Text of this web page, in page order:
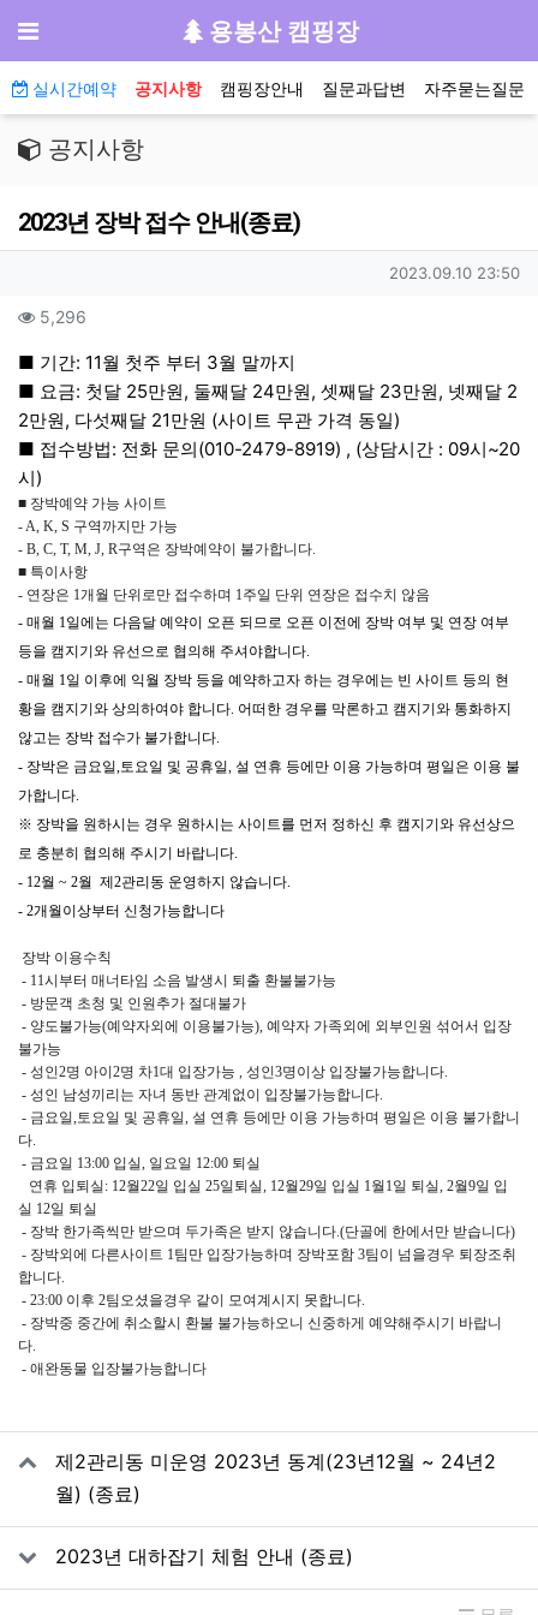
메뉴 용봉산 캠핑장
메인 메뉴
실시간예약 공지사항 캠핑장안내 질문과답변 자주묻는질문
공지사항
2023년 장박 접수 안내(종료)
작성일
2023.09.10 23:50
컨텐츠 정보
5,296
본문
■ 기간: 11월 첫주 부터 3월 말까지
■ 요금: 첫달 25만원, 둘째달 24만원, 셋째달 23만원, 넷째달 2
2만원, 다섯째달 21만원 (사이트 무관 가격 동일)
■ 접수방법: 전화 문의(010-2479-8919) , (상담시간 : 09시~20
시)
■ 장박예약 가능 사이트
- A, K, S 구역까지만 가능
- B, C, T, M, J, R구역은 장박예약이 불가합니다.
■ 특이사항
- 연장은 1개월 단위로만 접수하며 1주일 단위 연장은 접수치 않음
- 매월 1일에는 다음달 예약이 오픈 되므로 오픈 이전에 장박 여부 및 연장 여부
등을 캠지기와 유선으로 협의해 주셔야합니다.
- 매월 1일 이후에 익월 장박 등을 예약하고자 하는 경우에는 빈 사이트 등의 현
황을 캠지기와 상의하여야 합니다. 어떠한 경우를 막론하고 캠지기와 통화하지
않고는 장박 접수가 불가합니다.
- 장박은 금요일,토요일 및 공휴일, 설 연휴 등에만 이용 가능하며 평일은 이용 불
가합니다.
※ 장박을 원하시는 경우 원하시는 사이트를 먼저 정하신 후 캠지기와 유선상으
로 충분히 협의해 주시기 바랍니다.
- 12월 ~ 2월 제2관리동 운영하지 않습니다.
- 2개월이상부터 신청가능합니다
장박 이용수칙
- 11시부터 매너타임 소음 발생시 퇴출 환불불가능
- 방문객 초청 및 인원추가 절대불가
- 양도불가능(예약자외에 이용불가능), 예약자 가족외에 외부인원 섞어서 입장
불가능
- 성인2명 아이2명 차1대 입장가능 , 성인3명이상 입장불가능합니다.
- 성인 남성끼리는 자녀 동반 관계없이 입장불가능합니다.
- 금요일,토요일 및 공휴일, 설 연휴 등에만 이용 가능하며 평일은 이용 불가합니
다.
- 금요일 13:00 입실, 일요일 12:00 퇴실
연휴 입퇴실: 12월22일 입실 25일퇴실, 12월29일 입실 1월1일 퇴실, 2월9일 입
실 12일 퇴실
- 장박 한가족씩만 받으며 두가족은 받지 않습니다.(단골에 한에서만 받습니다)
- 장박외에 다른사이트 1팀만 입장가능하며 장박포함 3팀이 넘을경우 퇴장조취
합니다. ​
- 23:00 이후 2팀오셨을경우 같이 모여계시지 못합니다.
- 장박중 중간에 취소할시 환불 불가능​하오니 신중하게 예약해주시기 바랍니
다.
- 애완동물 입장불가능합니다
관련자료
제2관리동 미운영 2023년 동계(23년12월 ~ 24년2
월) (종료)
2023년 대하잡기 체험 안내 (종료)